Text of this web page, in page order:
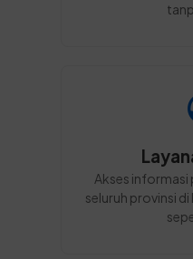
Akses informasi
seluruh provinsi